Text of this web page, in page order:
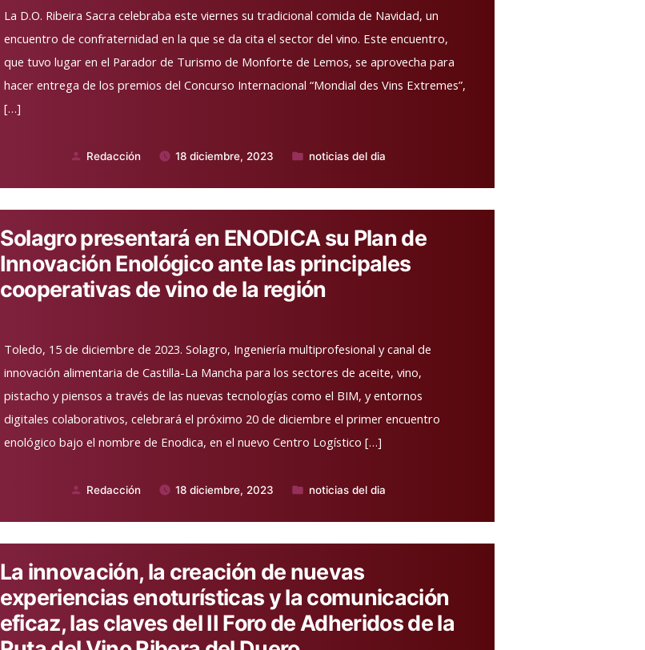
La D.O. Ribeira Sacra celebraba este viernes su tradicional comida de Navidad, un
encuentro de confraternidad en la que se da cita el sector del vino. Este encuentro,
que tuvo lugar en el Parador de Turismo de Monforte de Lemos, se aprovecha para
hacer entrega de los premios del Concurso Internacional “Mondial des Vins Extremes”,
[…]
Publicado
Redacción 18 diciembre, 2023
Publicado
noticias del dia
Solagro presentará en ENODICA su Plan de
Innovación Enológico ante las principales
cooperativas de vino de la región
Toledo, 15 de diciembre de 2023. Solagro, Ingeniería multiprofesional y canal de
innovación alimentaria de Castilla-La Mancha para los sectores de aceite, vino,
pistacho y piensos a través de las nuevas tecnologías como el BIM, y entornos
digitales colaborativos, celebrará el próximo 20 de diciembre el primer encuentro
enológico bajo el nombre de Enodica, en el nuevo Centro Logístico […]
Publicado
Redacción 18 diciembre, 2023
Publicado
noticias del dia
La innovación, la creación de nuevas
experiencias enoturísticas y la comunicación
eficaz, las claves del II Foro de Adheridos de la